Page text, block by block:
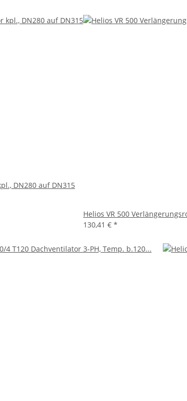
DN280 auf DN315
Helios VR 500
130,41 € *